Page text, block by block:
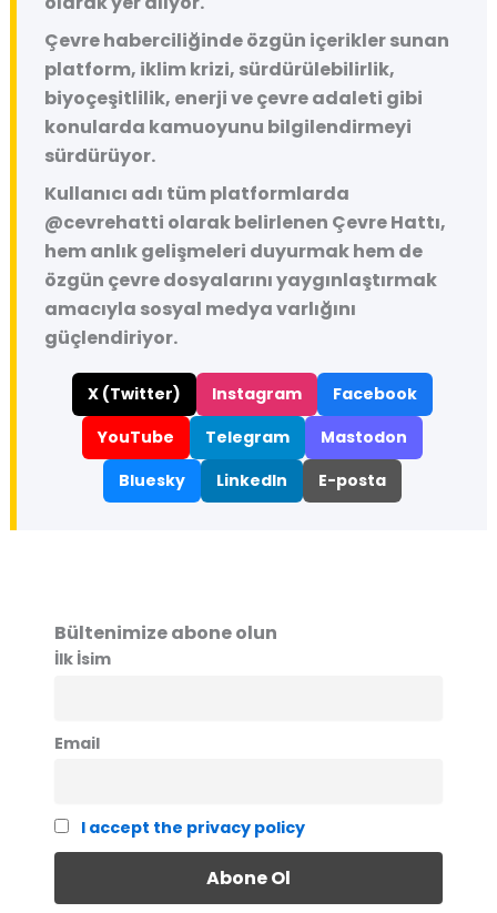
Çevre haberciliğinde özgün içerikler sunan
platform, iklim krizi, sürdürülebilirlik,
biyoçeşitlilik, enerji ve çevre adaleti gibi
konularda kamuoyunu bilgilendirmeyi
sürdürüyor.
Kullanıcı adı tüm platformlarda
@cevrehatti olarak belirlenen Çevre Hattı,
hem anlık gelişmeleri duyurmak hem de
özgün çevre dosyalarını yaygınlaştırmak
amacıyla sosyal medya varlığını
güçlendiriyor.
X (Twitter) Instagram
Facebook
YouTube
Telegram
Mastodon
Bluesky
LinkedIn E-posta
Bültenimize abone olun
İlk İsim
Email
I accept the privacy policy